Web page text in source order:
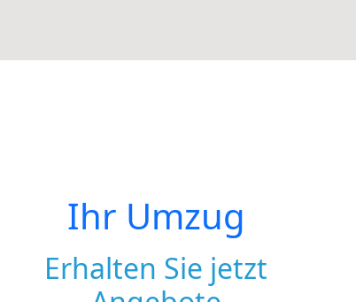
Ihr Umzug
Erhalten Sie jetzt